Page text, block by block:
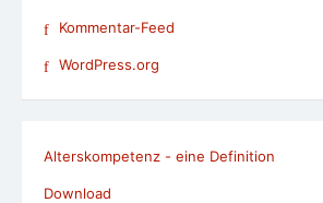
Kommentar-Feed
WordPress.org
Alterskompetenz - eine Definition
Download